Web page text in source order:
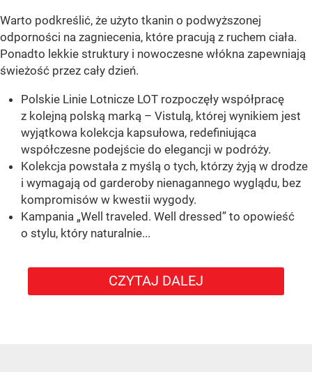
Warto podkreślić, że użyto tkanin o podwyższonej
odporności na zagniecenia, które pracują z ruchem ciała.
Ponadto lekkie struktury i nowoczesne włókna zapewniają
świeżość przez cały dzień.
Polskie Linie Lotnicze LOT rozpoczęły współpracę
z kolejną polską marką – Vistulą, której wynikiem jest
wyjątkowa kolekcja kapsułowa, redefiniująca
współczesne podejście do elegancji w podróży.
Kolekcja powstała z myślą o tych, którzy żyją w drodze
i wymagają od garderoby nienagannego wyglądu, bez
kompromisów w kwestii wygody.
Kampania „Well traveled. Well dressed” to opowieść
o stylu, który naturalnie...
CZYTAJ DALEJ